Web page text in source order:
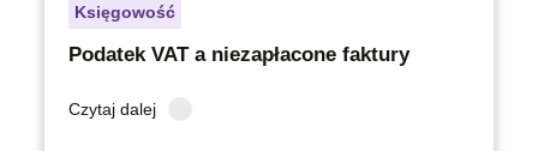
Księgowość
Podatek VAT a niezapłacone faktury
Czytaj dalej